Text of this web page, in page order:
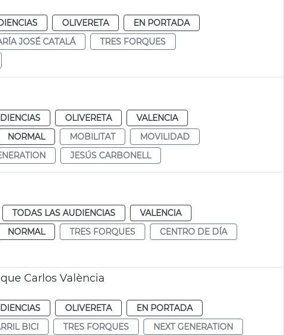
OLIVERETA
EN PORTADA
JOSÉ CATALÁ
TRES FORQUES
OLIVERETA
VALENCIA
NORMAL MOBILITAT
MOVILIDAD
JESÚS CARBONELL
TODAS LAS AUDIENCIAS
VALENCIA
NORMAL TRES FORQUES
CENTRO DE DÍA
Carlos València
OLIVERETA
EN PORTADA
BICI TRES FORQUES
NEXT GENERATION